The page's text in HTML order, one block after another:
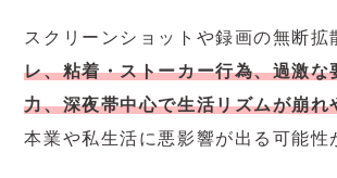
スクリーンショットや録画の無断拡
レ、粘着・ストーカー行為、過激な
力、深夜帯中心で生活リズムが崩れ
本業や私生活に悪影響が出る可能性